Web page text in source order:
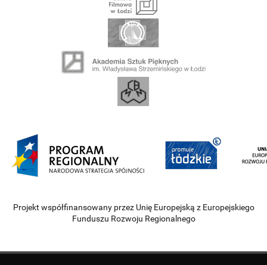
Projekt współfinansowany przez Unię Europejską z Europejskiego
Funduszu Rozwoju Regionalnego